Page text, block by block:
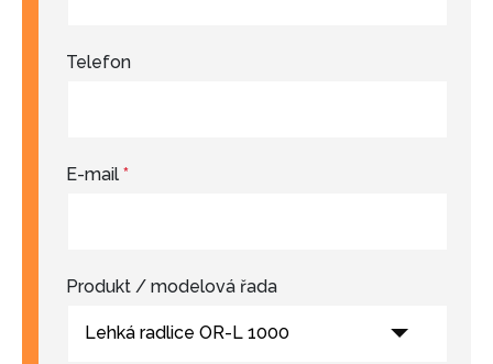
Telefon
E-mail *
Produkt / modelová řada
Lehká radlice OR-L 1000